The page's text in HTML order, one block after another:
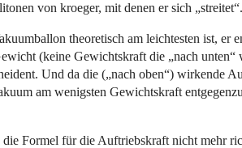
von kroeger, mit denen er sich „streitet“.
theoretisch am leichtesten ist, er
(keine Gewichtskraft die „nach unten“
Und da die („nach oben“) wirkende
am wenigsten Gewichtskraft
Formel für die Auftriebskraft nicht mehr